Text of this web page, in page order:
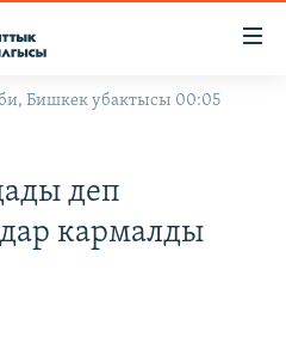
Бишкек убактысы 00:05
деп
кармалды